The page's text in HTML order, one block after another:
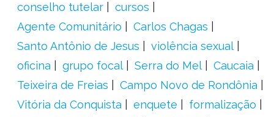
conselho tutelar
cursos
Agente Comunitário
Carlos Chagas
Santo Antônio de Jesus
violência sexual
oficina
grupo focal Serra do Mel
Caucaia
Teixeira de Freias
Campo Novo de Rondônia
Vitória da Conquista
enquete
formalização